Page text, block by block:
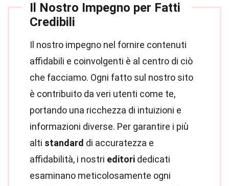
Il Nostro Impegno per Fatti
Credibili
Il nostro impegno nel fornire contenuti
affidabili e coinvolgenti è al centro di ciò
che facciamo. Ogni fatto sul nostro sito
è contribuito da veri utenti come te,
portando una ricchezza di intuizioni e
informazioni diverse. Per garantire i più
alti standard di accuratezza e
affidabilità, i nostri editori dedicati
esaminano meticolosamente ogni